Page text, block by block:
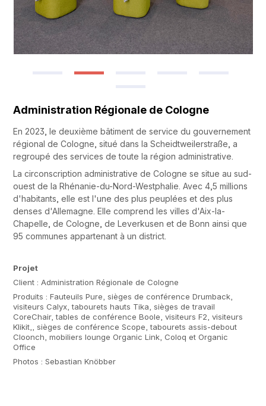
Administration Régionale de Cologne
En 2023, le deuxième bâtiment de service du gouvernement
régional de Cologne, situé dans la Scheidtweilerstraße, a
regroupé des services de toute la région administrative.
La circonscription administrative de Cologne se situe au sud-
ouest de la Rhénanie-du-Nord-Westphalie. Avec 4,5 millions
d'habitants, elle est l'une des plus peuplées et des plus
denses d'Allemagne. Elle comprend les villes d'Aix-la-
Chapelle, de Cologne, de Leverkusen et de Bonn ainsi que
95 communes appartenant à un district.
Projet
Client : Administration Régionale de Cologne
Produits : Fauteuils Pure, sièges de conférence Drumback,
visiteurs Calyx, tabourets hauts Tika, sièges de travail
CoreChair, tables de conférence Boole, visiteurs F2, visiteurs
Klikit,, sièges de conférence Scope, tabourets assis-debout
Cloonch, mobiliers lounge Organic Link, Coloq et Organic
Office
Photos : Sebastian Knöbber